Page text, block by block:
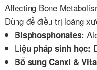
Affecting Bone
Dùng để điều trị loãng
Bisphosphonates:
Liệu pháp sinh học:
Bổ sung Canxi &